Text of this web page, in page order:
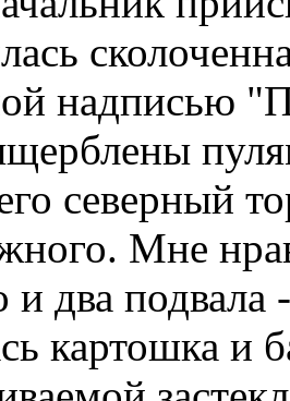
надписью
северный
Мне
и два подвала
картошка и